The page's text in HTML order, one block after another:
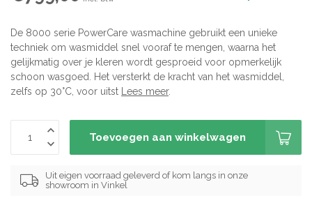
De 8000 serie PowerCare wasmachine gebruikt een unieke
techniek om wasmiddel snel vooraf te mengen, waarna het
gelijkmatig over je kleren wordt gesproeid voor opmerkelijk
schoon wasgoed. Het versterkt de kracht van het wasmiddel,
zelfs op 30°C, voor uitst Lees meer.
Toevoegen aan winkelwagen
Uit eigen voorraad geleverd of kom langs in onze
showroom in Vinkel